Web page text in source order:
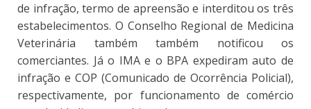
de infração, termo de apreensão e interditou os três
estabelecimentos. O Conselho Regional de Medicina
Veterinária também também notificou os
comerciantes. Já o IMA e o BPA expediram auto de
infração e COP (Comunicado de Ocorrência Policial),
respectivamente, por funcionamento de comércio